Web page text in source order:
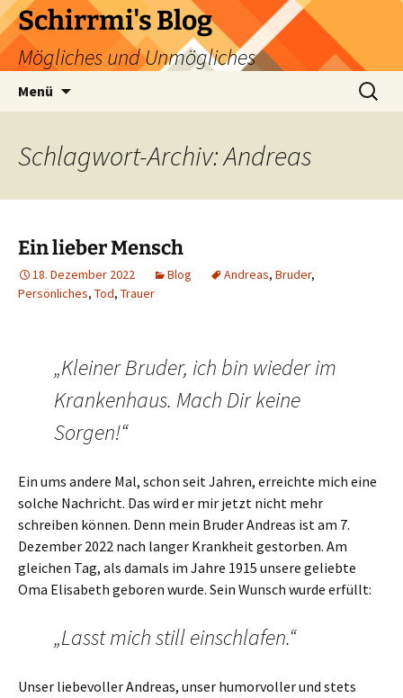
Zum
Inhalt
springen
Schirrmi's Blog
Mögliches und Unmögliches
Menü
Suchen
nach:
Schlagwort-Archiv: Andreas
Ein lieber Mensch
18. Dezember 2022 Blog Andreas, Bruder,
Persönliches, Tod, Trauer
„Kleiner Bruder, ich bin wieder im
Krankenhaus. Mach Dir keine
Sorgen!“
Ein ums andere Mal, schon seit Jahren, erreichte mich eine
solche Nachricht. Das wird er mir jetzt nicht mehr
schreiben können. Denn mein Bruder Andreas ist am 7.
Dezember 2022 nach langer Krankheit gestorben. Am
gleichen Tag, als damals im Jahre 1915 unsere geliebte
Oma Elisabeth geboren wurde. Sein Wunsch wurde erfüllt:
„Lasst mich still einschlafen.“
Unser liebevoller Andreas, unser humorvoller und stets